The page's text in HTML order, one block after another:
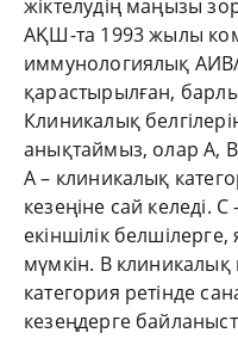
жіктелудің маңызы
АҚШ-та 1993 жылы
иммунологиялық
қарастырылған,
Клиникалық
анықтаймыз, олар А,
А – клиникалық
кезеңіне сай келеді.
екіншілік
мүмкін. В
категория ретінде
кезеңдерге